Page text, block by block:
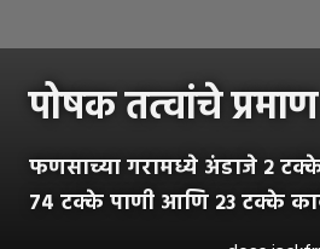
पोषक तत्वांचे प्रमाण
फणसाच्या गरामध्ये अंडाजे २
७४ टक्के पाणी आणि २३ टक्के